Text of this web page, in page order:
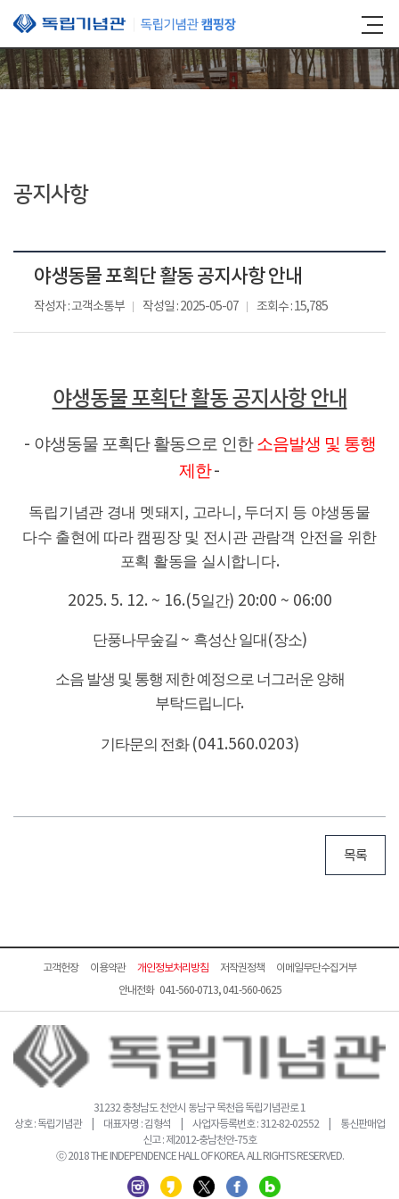
본문 바로가기
공지사항
야생동물 포획단 활동 공지사항 안내
작성자 : 고객소통부 작성일 : 2025-05-07 조회수 : 15,785
야생동물 포획단 활동 공지사항 안내
- 야생동물 포획단 활동으로 인한소음발생 및 통행
제한-
독립기념관 경내 멧돼지 , 고라니 , 두더지 등 야생동물
다수 출현에 따라 캠핑장 및 전시관 관람객 안전을 위한
포획 활동을 실시합니다.
2025. 5. 12. ~ 16.(5일간) 20:00 ~ 06:00
단풍나무숲길 ~ 흑성산 일대 (장소)
소음 발생 및 통행 제한 예정으로 너그러운 양해
부탁드립니다.
기타문의 전화 (041.560.0203)
목록
고객헌장 이용약관 개인정보처리방침 저작권정책
이메일무단수집거부
안내전화 041-560-0713, 041-560-0625
31232 충청남도 천안시 동남구 목천읍 독립기념관로 1
상호 : 독립기념관 | 대표자명 : 김형석 | 사업자등록번호 : 312-82-02552 | 통신판매업
신고 : 제2012-충남천안-75호
ⓒ 2018 THE INDEPENDENCE HALL OF KOREA. ALL RIGHTS RESERVED.